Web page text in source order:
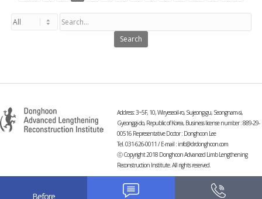
Search
Address: 3~5F, 10, Wiryeseoil-ro, Sujeong-gu, Seongnam-si,
Gyeonggi-do, Republic of Korea, Business license number : 889-29-
00516 Representative Doctor : Donghoon Lee
Tel. 031-626-0011 / E-mail : info@drdonghoon.com
ⓒ Copyright 2018 Donghoon Advanced Limb Lengthening
Reconstruction Institute. All rights reserved.
Before